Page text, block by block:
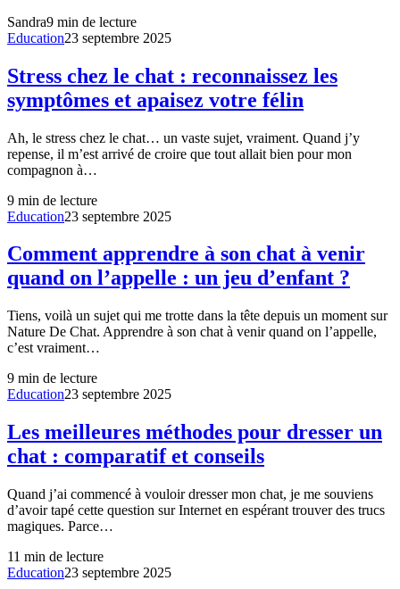
Sandra9 min de lecture
Education23 septembre 2025
Stress chez le chat : reconnaissez les
symptômes et apaisez votre félin
Ah, le stress chez le chat… un vaste sujet, vraiment. Quand j’y
repense, il m’est arrivé de croire que tout allait bien pour mon
compagnon à…
9 min de lecture
Education23 septembre 2025
Comment apprendre à son chat à venir
quand on l’appelle : un jeu d’enfant ?
Tiens, voilà un sujet qui me trotte dans la tête depuis un moment sur
Nature De Chat. Apprendre à son chat à venir quand on l’appelle,
c’est vraiment…
9 min de lecture
Education23 septembre 2025
Les meilleures méthodes pour dresser un
chat : comparatif et conseils
Quand j’ai commencé à vouloir dresser mon chat, je me souviens
d’avoir tapé cette question sur Internet en espérant trouver des trucs
magiques. Parce…
11 min de lecture
Education23 septembre 2025